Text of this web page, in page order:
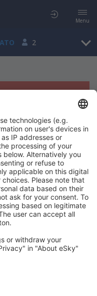
Menu
2
resultater
forbeholdt.